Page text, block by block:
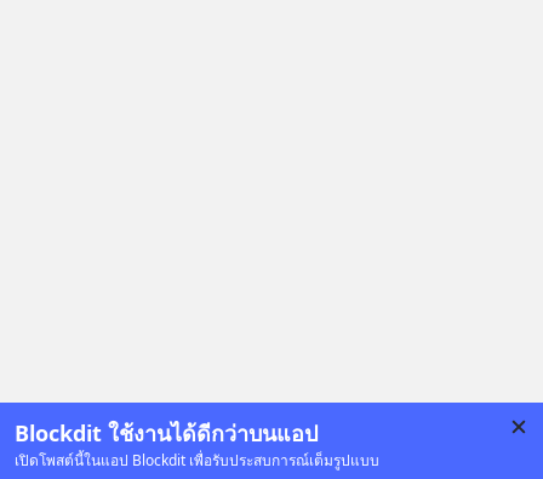
Blockdit ใช้งานได้ดีกว่าบนแอป
เปิดโพสต์นี้ในแอป Blockdit เพื่อรับประสบการณ์เต็มรูปแบบ